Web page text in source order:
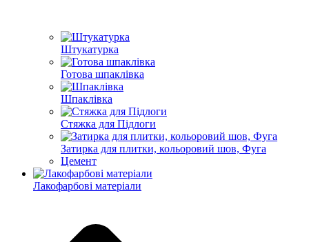
Штукатурка
Готова шпаклівка
Шпаклівка
Стяжка для Підлоги
Затирка для плитки, кольоровий шов, Фуга
Цемент
Лакофарбові матеріали